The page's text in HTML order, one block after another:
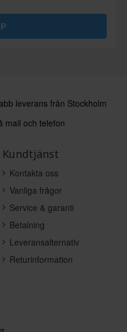
leverans från Stockholm
mail och telefon
Kundtjänst
Kontakta oss
Vanliga frågor
Service & garanti
Betalning
Leveransalternativ
Returinformation